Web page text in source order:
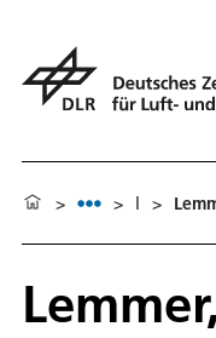
> > l >